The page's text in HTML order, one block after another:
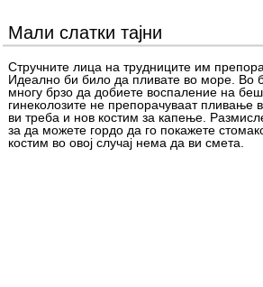
Мали слатки тајни
Стручните лица на трудниците им
Идеално би било да пливате во море. Во
многу брзо да добиете воспаление на
гинеколозите не препорачуваат пливање
ви треба и нов костим за капење.
за да можете гордо да го покажете
костим во овој случај нема да ви смета.